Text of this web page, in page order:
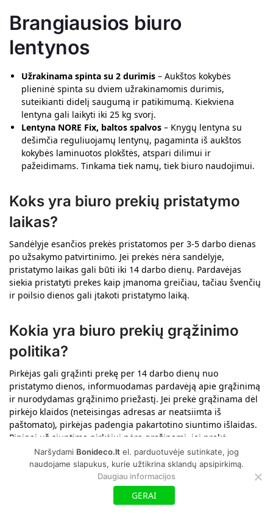
Brangiausios biuro
lentynos
Užrakinama spinta su 2 durimis – Aukštos kokybės
plieninė spinta su dviem užrakinamomis durimis,
suteikianti didelį saugumą ir patikimumą. Kiekviena
lentyna gali laikyti iki 25 kg svorį.
Lentyna NORE Fix, baltos spalvos – Knygų lentyna su
dešimčia reguliuojamų lentynų, pagaminta iš aukštos
kokybės laminuotos plokštės, atspari dilimui ir
pažeidimams. Tinkama tiek namų, tiek biuro naudojimui.
Koks yra biuro prekių pristatymo
laikas?
Sandėlyje esančios prekės pristatomos per 3-5 darbo dienas
po užsakymo patvirtinimo. Jei prekės nėra sandėlyje,
pristatymo laikas gali būti iki 14 darbo dienų. Pardavėjas
siekia pristatyti prekes kaip įmanoma greičiau, tačiau švenčių
ir poilsio dienos gali įtakoti pristatymo laiką.
Kokia yra biuro prekių grąžinimo
politika?
Pirkėjas gali grąžinti prekę per 14 darbo dienų nuo
pristatymo dienos, informuodamas pardavėją apie grąžinimą
ir nurodydamas grąžinimo priežastį. Jei prekė grąžinama dėl
pirkėjo klaidos (neteisingas adresas ar neatsiimta iš
paštomato), pirkėjas padengia pakartotino siuntimo išlaidas.
Pinigai už siuntimą pirkėjui nėra grąžinami, jei prekė
grąžinama neatsiėmus.
Ką rinktis: pastatomas ar
Naršydami Bonideco.lt el. parduotuvėje sutinkate, jog
naudojame slapukus, kurie užtikrina sklandų apsipirkimą.
Daugiau informacijos
GERAI